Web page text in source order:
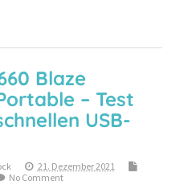
Blaze
– Test
USB-
21. Dezember 2021
No Comment